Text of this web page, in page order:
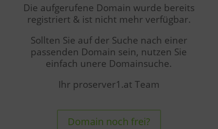
Die aufgerufene Domain wurde bereits
registriert & ist nicht mehr verfügbar.
Sollten Sie auf der Suche nach einer
passenden Domain sein, nutzen Sie
einfach unere Domainsuche.
Ihr proserver1.at Team
Domain noch frei?